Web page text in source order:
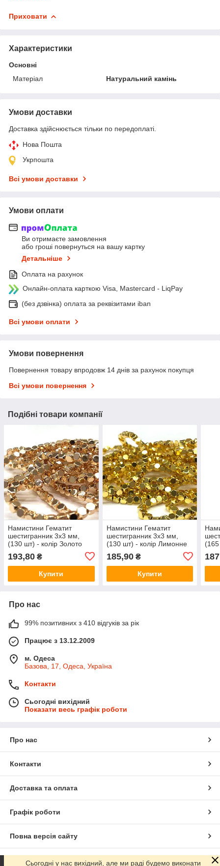
Приховати
Характеристики
Основні
Матеріал
Натуральний камінь
Умови доставки
Доставка здійснюється тільки по передоплаті.
Нова Пошта
Укрпошта
Всі умови доставки
Умови оплати
Ви отримаєте замовлення
або гроші повернуться на вашу картку
Детальніше
Оплата на рахунок
Онлайн-оплата карткою Visa, Mastercard - LiqPay
(без дзвінка) оплата за реквізитами iban
Всі умови оплати
Умови повернення
Повернення товару впродовж 14 днів за рахунок покупця
Всі умови повернення
Подібні товари компанії
Намистини Гематит
шестигранник 3х3 мм,
(130 шт) - колір Золото
193,80 ₴
Купити
Намистини Гематит
шестигранник 3х3 мм,
(130 шт) - колір Лимонне
185,90₴
Купити
Про нас
99% позитивних з 410 відгуків за рік
Працює з 13.12.2009
м. Одеса
Базова, 17, Одеса, Україна
Контакти
Сьогодні вихідний
Показати весь графік роботи
Про нас
Контакти
Доставка та оплата
Графік роботи
Повна версія сайту
Сайт створено на маркетплейсі Prom.ua
Сьогодні у нас вихідний, але ми раді будемо виконати